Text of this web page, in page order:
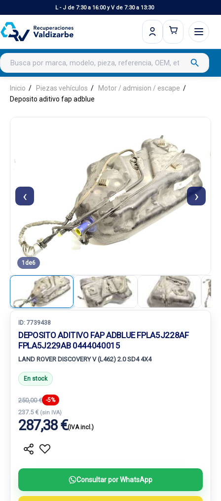
L - J de 7:30 a 16:00 y V de 7:30 a 13:30
Buscar productos search
Inicio Piezas vehículos
Motor / admision / escape
Deposito aditivo fap adblue
‹ ›
1 de6
ID: 7739438
DEPOSITO ADITIVO FAP ADBLUE FPLA5J228AF
FPLA5J229AB 0444040015
LAND ROVER DISCOVERY V (L462) 2.0 SD4 4X4
En stock
250,00 € -5%
237.5 € (sin IVA)
287,38 €(IVA incl.)
Consultar por WhatsApp